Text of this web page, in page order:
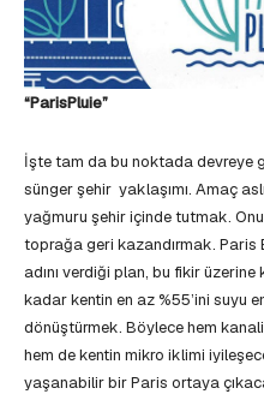
“ParisPluie”
İşte tam da bu noktada devreye
sünger şehir yaklaşımı. Amaç
yağmuru şehir içinde tutmak.
toprağa geri kazandırmak. Paris
adını verdiği plan, bu fikir
kadar kentin en az %55’ini suyu
dönüştürmek. Böylece hem
hem de kentin mikro iklimi
yaşanabilir bir Paris ortaya